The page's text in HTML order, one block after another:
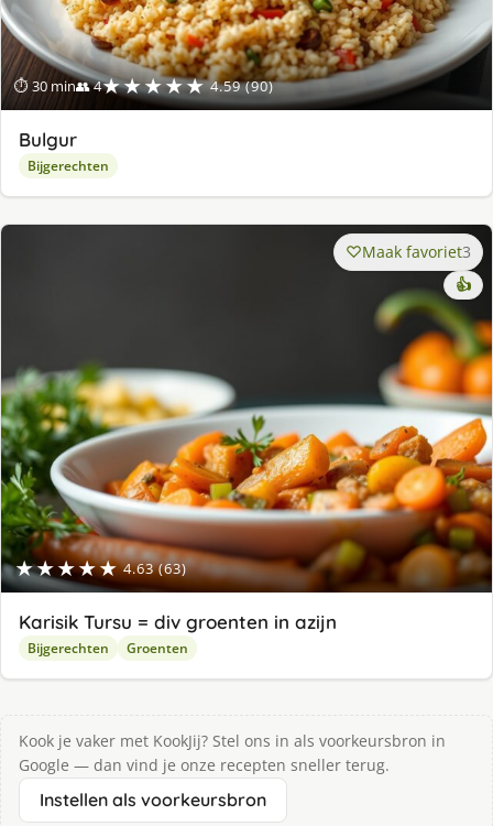
⏱ 30 min👥 4★★★★★ 4.59 (90)
Bulgur
Bijgerechten
★★★★★ 4.63 (63)
Maak favoriet3
👍
Karisik Tursu = div groenten in azijn
Bijgerechten Groenten
Kook je vaker met KookJij? Stel ons in als voorkeursbron in
Google — dan vind je onze recepten sneller terug.
Instellen als voorkeursbron